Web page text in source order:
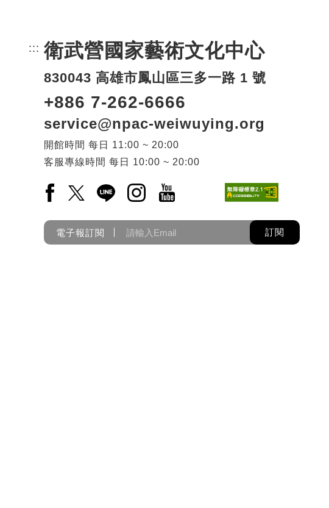
::: 頁尾網站資訊。
衛武營國家藝術文化中心
830043 高雄市鳳山區三多一路 1 號
+886 7-262-6666
service@npac-weiwuying.org
開館時間 每日
11:00 ~ 20:00
客服專線時間 每日 10:00 ~ 20:00
Facebook(另開新視窗)
X(另開新視窗)
LINE(另開新視窗)
Instagram(另開新視窗)
YouTube(另開新視窗)
電子報訂閱 訂閱